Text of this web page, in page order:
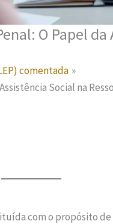
O Papel
comentada
Social na
com o propósito de